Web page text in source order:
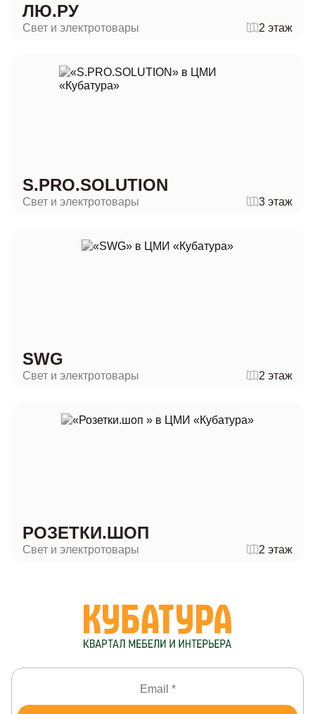
ЛЮ.РУ
Свет и электротовары 2 этаж
S.PRO.SOLUTION
Свет и электротовары 3 этаж
SWG
Свет и электротовары 2 этаж
РОЗЕТКИ.ШОП
Свет и электротовары 2 этаж